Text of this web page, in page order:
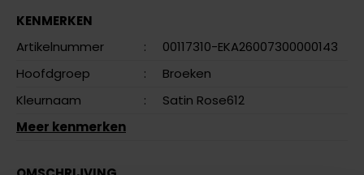
KENMERKEN
Artikelnummer
:
00117310-EKA26007300000143
Hoofdgroep
:
Broeken
Kleurnaam
:
Satin Rose612
Meer kenmerken